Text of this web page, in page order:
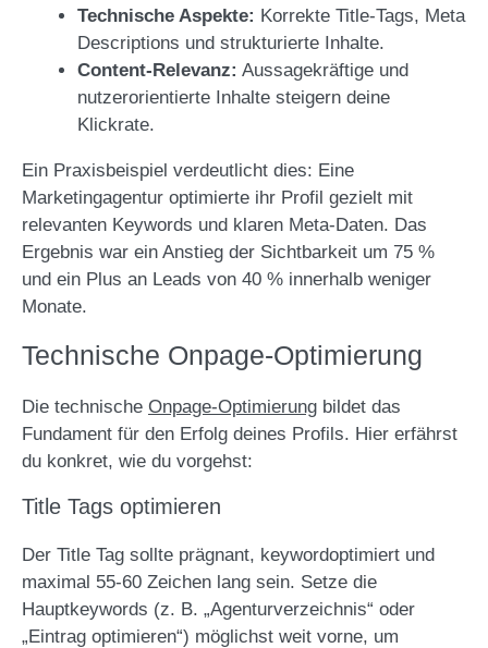
Technische Aspekte: Korrekte Title-Tags, Meta
Descriptions und strukturierte Inhalte.
Content-Relevanz: Aussagekräftige und
nutzerorientierte Inhalte steigern deine
Klickrate.
Ein Praxisbeispiel verdeutlicht dies: Eine
Marketingagentur optimierte ihr Profil gezielt mit
relevanten Keywords und klaren Meta-Daten. Das
Ergebnis war ein Anstieg der Sichtbarkeit um 75 %
und ein Plus an Leads von 40 % innerhalb weniger
Monate.
Technische Onpage-Optimierung
Die technische Onpage-Optimierung bildet das
Fundament für den Erfolg deines Profils. Hier erfährst
du konkret, wie du vorgehst:
Title Tags optimieren
Der Title Tag sollte prägnant, keywordoptimiert und
maximal 55-60 Zeichen lang sein. Setze die
Hauptkeywords (z. B. „Agenturverzeichnis“ oder
„Eintrag optimieren“) möglichst weit vorne, um